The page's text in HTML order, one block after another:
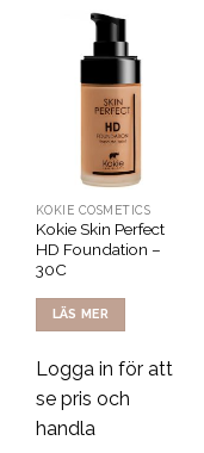
KOKIE COSMETICS
Kokie Skin Perfect
HD Foundation –
30C
LÄS MER
Logga in för att
se pris och
handla